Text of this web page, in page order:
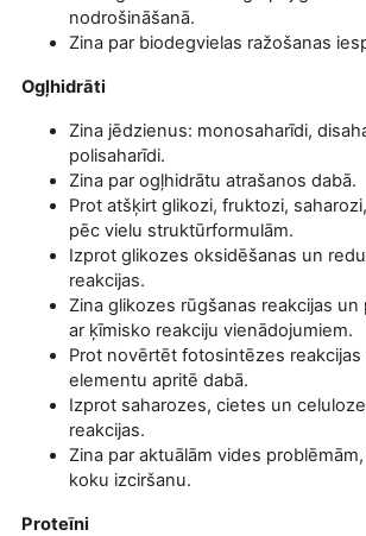
nodrošināšanā.
Zina par biodegvielas ražošanas
Ogļhidrāti
Zina jēdzienus: monosaharīdi,
polisaharīdi.
Zina par ogļhidrātu atrašanos dabā.
Prot atšķirt glikozi, fruktozi,
pēc vielu struktūrformulām.
Izprot glikozes oksidēšanas un
reakcijas.
Zina glikozes rūgšanas reakcijas
ar ķīmisko reakciju vienādojumiem.
Prot novērtēt fotosintēzes reakcijas
elementu apritē dabā.
Izprot saharozes, cietes un
reakcijas.
Zina par aktuālām vides
koku izciršanu.
Proteīni